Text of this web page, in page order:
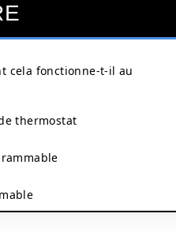
cela fonctionne-t-il au
thermostat